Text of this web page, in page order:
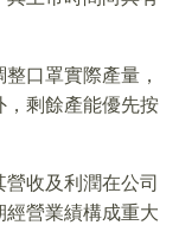
口罩實際產量，
，剩餘產能優先按
收及利潤在公司
經營業績構成重大